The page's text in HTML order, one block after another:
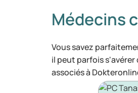
Médecins
Vous savez
il peut parfois
associés à